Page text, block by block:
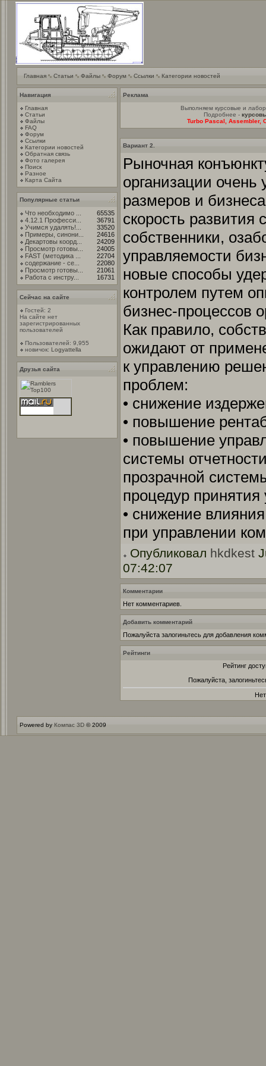
Главная Статьи Файлы Форум Ссылки Категории новостей
Навигация
Главная
Статьи
Файлы
FAQ
Форум
Ссылки
Категории новостей
Обратная связь
Фото галерея
Поиск
Разное
Карта Сайта
Популярные статьи
Что необходимо ...
65535
4.12.1 Професси...
36791
Учимся удалять!...
33520
Примеры, синони...
24616
Декартовы коорд...
24209
Просмотр готовы...
24005
FAST (методика ...
22704
содержание - се...
22080
Просмотр готовы...
21061
Работа с инстру...
16731
Сейчас на сайте
Гостей: 2
На сайте нет
зарегистрированных
пользователей
Пользователей: 9,955
новичок: Logyattella
Друзья сайта
Реклама
Выполняем курсовые и
Подробнее -
Turbo Pascal, Assembler,
Вариант 2.
Рыночная
организации очень
размеров и
скорость
собственники,
управляемости
новые способы
контролем путем
бизнес-процессов
Как правило,
ожидают от
к управлению
проблем:
• снижение
• повышение
• повышение
системы
прозрачной
процедур
• снижение
при управлении
Опубликовал hkdkest
07:42:07
Комментарии
Нет комментариев.
Добавить комментарий
Пожалуйста залогиньтесь для добавления
Рейтинги
Рейтинг
Пожалуйста,
Powered by Компас 3D © 2009